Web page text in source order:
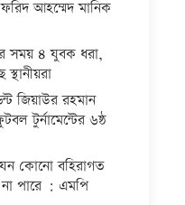
আহম্মেদ মানিক
সময় ৪ যুবক ধরা,
জিয়াউর রহমান
টুর্নামেন্টের ৬ষ্ঠ
কোনো বহিরাগত
পারে : এমপি